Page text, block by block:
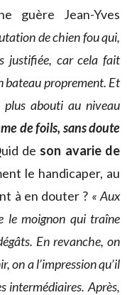
guère Jean-Yves
de chien fou qui,
justifiée, car cela fait
bateau proprement. Et
abouti au niveau
de foils, sans doute
de son avarie de
le handicaper, au
à en douter ? « Aux
le moignon qui traîne
En revanche, on
on a l’impression qu’il
intermédiaires. Après,